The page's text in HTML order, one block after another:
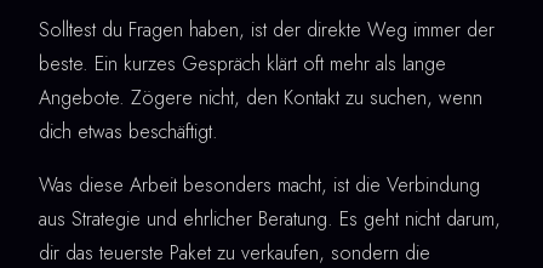
Solltest du Fragen haben, ist der direkte Weg immer der
beste. Ein kurzes Gespräch klärt oft mehr als lange
Angebote. Zögere nicht, den Kontakt zu suchen, wenn
dich etwas beschäftigt.
Was diese Arbeit besonders macht, ist die Verbindung
aus Strategie und ehrlicher Beratung. Es geht nicht darum,
dir das teuerste Paket zu verkaufen, sondern die